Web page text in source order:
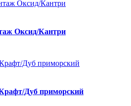
Оксид/Кантри
Дуб приморский